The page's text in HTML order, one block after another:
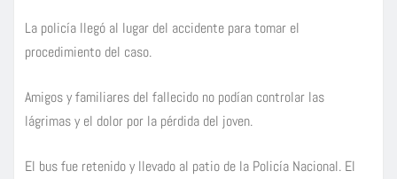
La policía llegó al lugar del accidente para tomar el
procedimiento del caso.
Amigos y familiares del fallecido no podían controlar las
lágrimas y el dolor por la pérdida del joven.
El bus fue retenido y llevado al patio de la Policía Nacional. El